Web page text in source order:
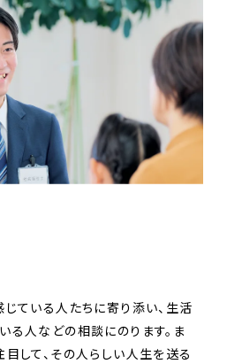
ている人たちに寄り添い、生活
る人などの相談にのります。ま
して、その人らしい人生を送る